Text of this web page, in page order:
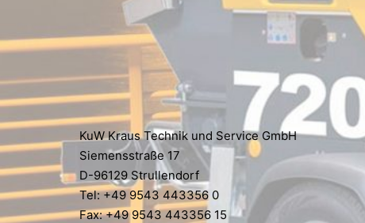
KuW Kraus Technik und Service GmbH
Siemensstraße 17
D-96129 Strullendorf
Tel: +49 9543 443356 0
Fax: +49 9543 443356 15